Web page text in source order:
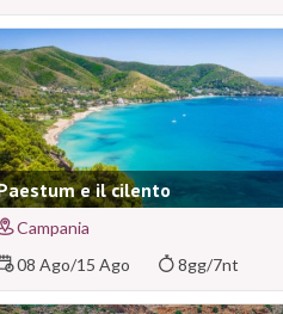
e il cilento
Campania
08 Ago/15 Ago 8gg/7nt